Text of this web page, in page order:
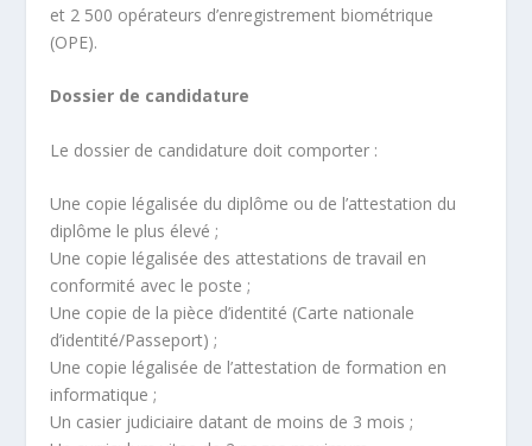
et 2 500 opérateurs d’enregistrement biométrique
(OPE).
Dossier de candidature
Le dossier de candidature doit comporter :
Une copie légalisée du diplôme ou de l’attestation du
diplôme le plus élevé ;
Une copie légalisée des attestations de travail en
conformité avec le poste ;
Une copie de la pièce d’identité (Carte nationale
d’identité/Passeport) ;
Une copie légalisée de l’attestation de formation en
informatique ;
Un casier judiciaire datant de moins de 3 mois ;